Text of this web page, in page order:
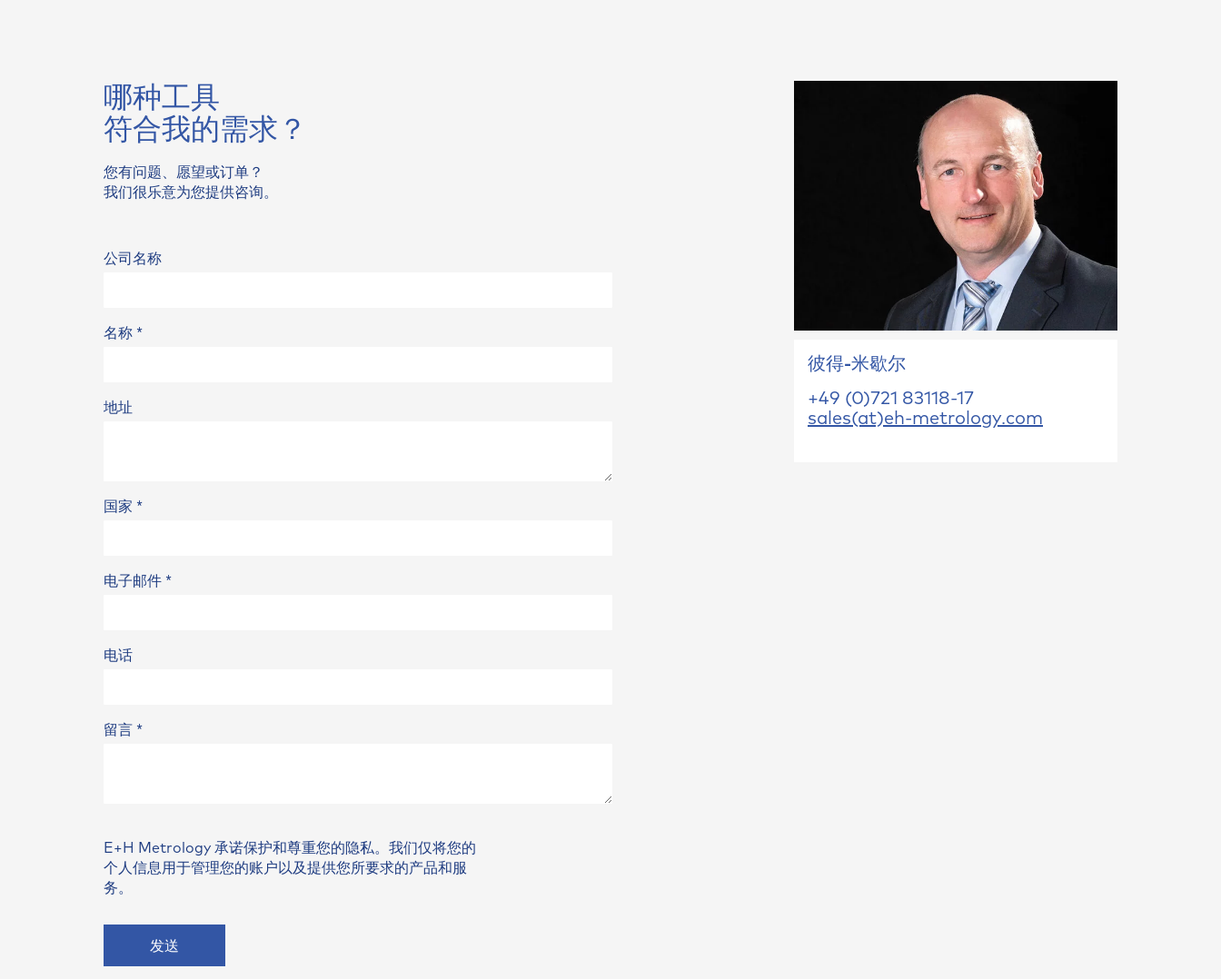
哪种工具
符合我的需求？
您有问题、愿望或订单？
我们很乐意为您提供咨询。
公司名称
名称 *
地址
国家 *
电子邮件 *
电话
留言 *
E+H Metrology 承诺保护和尊重您的隐私。我们仅将您的
个人信息用于管理您的账户以及提供您所要求的产品和服
务。
发送
彼得-米歇尔
+49 (0)721 83118-17
sales(at)eh-metrology.com